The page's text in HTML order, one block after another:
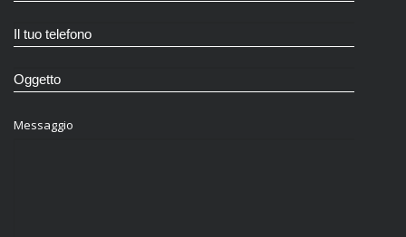
Messaggio